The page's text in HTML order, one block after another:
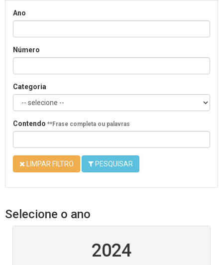
Ano
Número
Categoria
Contendo **Frase completa ou palavras
LIMPAR FILTRO PESQUISAR
Selecione o ano
2024